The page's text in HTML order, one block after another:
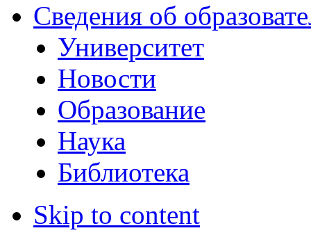
Сведения об
Университет
Новости
Образование
Наука
Библиотека
Skip to content